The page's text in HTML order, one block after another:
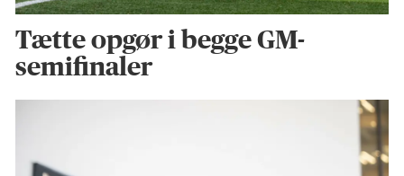
Tætte opgør i begge GM-
semifinaler